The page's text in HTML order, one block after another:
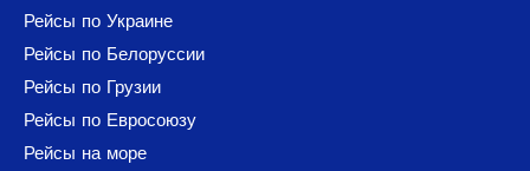
Рейсы по Украине
Рейсы по Белоруссии
Рейсы по Грузии
Рейсы по Евросоюзу
Рейсы на море